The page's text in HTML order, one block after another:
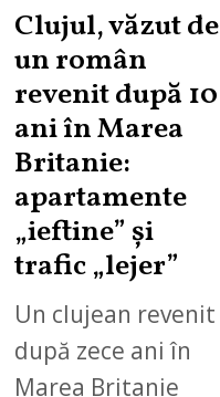
Clujul, văzut de
un român
revenit după 10
ani în Marea
Britanie:
apartamente
„ieftine” și
trafic „lejer”
Un clujean revenit
după zece ani în
Marea Britanie